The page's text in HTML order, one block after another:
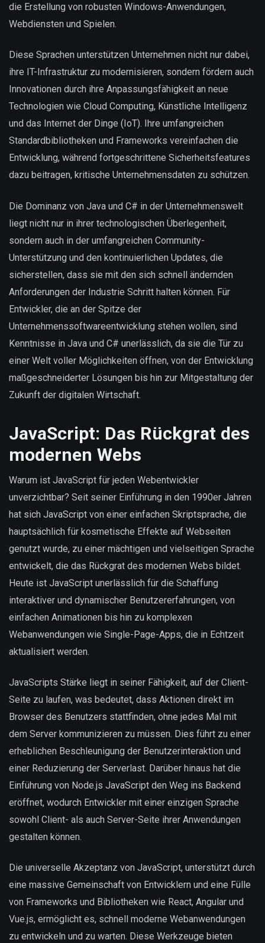
die Erstellung von robusten Windows-Anwendungen,
Webdiensten und Spielen.
Diese Sprachen unterstützen Unternehmen nicht nur dabei,
ihre IT-Infrastruktur zu modernisieren, sondern fördern auch
Innovationen durch ihre Anpassungsfähigkeit an neue
Technologien wie Cloud Computing, Künstliche Intelligenz
und das Internet der Dinge (IoT). Ihre umfangreichen
Standardbibliotheken und Frameworks vereinfachen die
Entwicklung, während fortgeschrittene Sicherheitsfeatures
dazu beitragen, kritische Unternehmensdaten zu schützen.
Die Dominanz von Java und C# in der Unternehmenswelt
liegt nicht nur in ihrer technologischen Überlegenheit,
sondern auch in der umfangreichen Community-
Unterstützung und den kontinuierlichen Updates, die
sicherstellen, dass sie mit den sich schnell ändernden
Anforderungen der Industrie Schritt halten können. Für
Entwickler, die an der Spitze der
Unternehmenssoftwareentwicklung stehen wollen, sind
Kenntnisse in Java und C# unerlässlich, da sie die Tür zu
einer Welt voller Möglichkeiten öffnen, von der Entwicklung
maßgeschneiderter Lösungen bis hin zur Mitgestaltung der
Zukunft der digitalen Wirtschaft.
JavaScript: Das Rückgrat des
modernen Webs
Warum ist JavaScript für jeden Webentwickler
unverzichtbar? Seit seiner Einführung in den 1990er Jahren
hat sich JavaScript von einer einfachen Skriptsprache, die
hauptsächlich für kosmetische Effekte auf Webseiten
genutzt wurde, zu einer mächtigen und vielseitigen Sprache
entwickelt, die das Rückgrat des modernen Webs bildet.
Heute ist JavaScript unerlässlich für die Schaffung
interaktiver und dynamischer Benutzererfahrungen, von
einfachen Animationen bis hin zu komplexen
Webanwendungen wie Single-Page-Apps, die in Echtzeit
aktualisiert werden.
JavaScripts Stärke liegt in seiner Fähigkeit, auf der Client-
Seite zu laufen, was bedeutet, dass Aktionen direkt im
Browser des Benutzers stattfinden, ohne jedes Mal mit
dem Server kommunizieren zu müssen. Dies führt zu einer
erheblichen Beschleunigung der Benutzerinteraktion und
einer Reduzierung der Serverlast. Darüber hinaus hat die
Einführung von Node.js JavaScript den Weg ins Backend
eröffnet, wodurch Entwickler mit einer einzigen Sprache
sowohl Client- als auch Server-Seite ihrer Anwendungen
gestalten können.
Die universelle Akzeptanz von JavaScript, unterstützt durch
eine massive Gemeinschaft von Entwicklern und eine Fülle
von Frameworks und Bibliotheken wie React, Angular und
Vue.js, ermöglicht es, schnell moderne Webanwendungen
zu entwickeln und zu warten. Diese Werkzeuge bieten